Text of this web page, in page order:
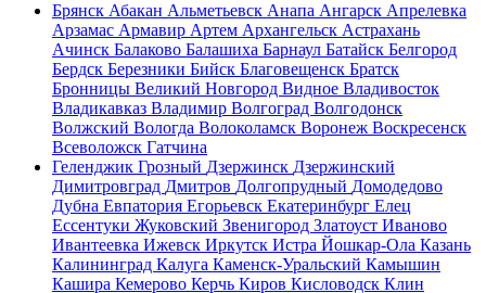
Брянск Абакан Альметьевск Анапа Ангарск Апрелевка
Арзамас Армавир Артем Архангельск Астрахань
Ачинск Балаково Балашиха Барнаул Батайск Белгород
Бердск Березники Бийск Благовещенск Братск
Бронницы Великий Новгород Видное Владивосток
Владикавказ Владимир Волгоград Волгодонск
Волжский Вологда Волоколамск Воронеж Воскресенск
Всеволожск Гатчина
Геленджик Грозный Дзержинск Дзержинский
Димитровград Дмитров Долгопрудный Домодедово
Дубна Евпатория Егорьевск Екатеринбург Елец
Ессентуки Жуковский Звенигород Златоуст Иваново
Ивантеевка Ижевск Иркутск Истра Йошкар-Ола Казань
Калининград Калуга Каменск-Уральский Камышин
Кашира Кемерово Керчь Киров Кисловодск Клин